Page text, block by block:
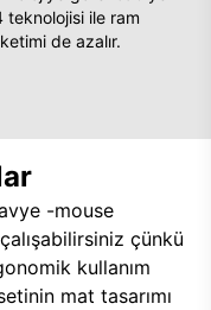
teknolojisi ile ram
de azalır.
-mouse
çünkü
kullanım
mat tasarımı